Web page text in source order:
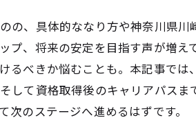
、具体的ななり方や神奈川県川
プ、将来の安定を目指す声が増
るべきか悩むことも。本記事で
して資格取得後のキャリアパス
のステージへ進めるはずです。